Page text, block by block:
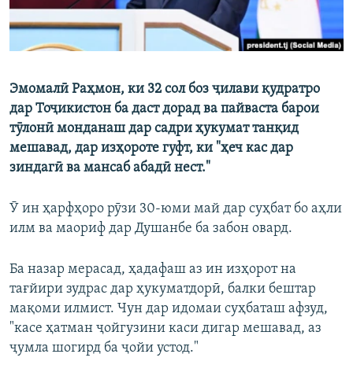
Эмомалӣ Раҳмон, ки 32 сол боз ҷилави қудратро
дар Тоҷикистон ба даст дорад ва пайваста барои
тӯлонӣ монданаш дар садри ҳукумат танқид
мешавад, дар изҳороте гуфт, ки "ҳеч кас дар
зиндагӣ ва мансаб абадӣ нест."
Ӯ ин ҳарфҳоро рӯзи 30-юми май дар суҳбат бо аҳли
илм ва маориф дар Душанбе ба забон овард.
Ба назар мерасад, ҳадафаш аз ин изҳорот на
тағйири зудрас дар ҳукуматдорӣ, балки бештар
мақоми илмист. Чун дар идомаи суҳбаташ афзуд,
"касе ҳатман ҷойгузини каси дигар мешавад, аз
ҷумла шогирд ба ҷойи устод."